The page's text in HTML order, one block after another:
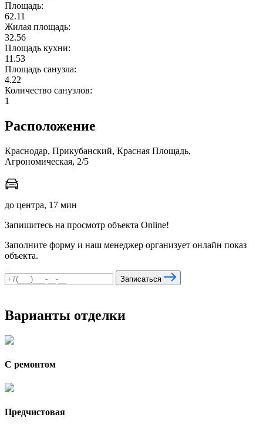
мы в соцсетях
Площадь:
62.11
Жилая площадь:
32.56
Площадь кухни:
11.53
Площадь санузла:
4.22
Количество санузлов:
1
Расположение
Краснодар, Прикубанский, Красная Площадь,
Агрономическая, 2/5
до центра, 17 мин
Запишитесь на просмотр объекта Online!
Заполните форму и наш менеджер организует онлайн показ
объекта.
Записаться
Варианты отделки
С ремонтом
Предчистовая